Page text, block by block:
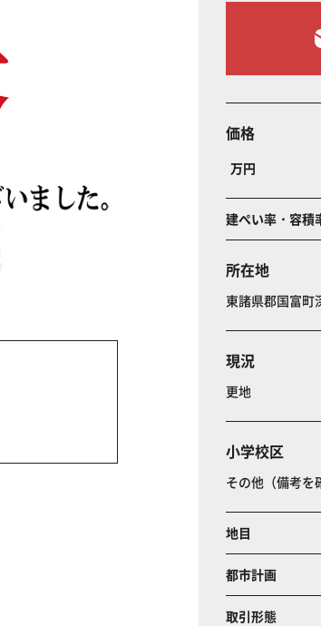
価格
万円
建ぺい率・容積
所在地
東諸県郡国富
現況
更地
小学校区
その他（備考を
地目
都市計画
取引形態